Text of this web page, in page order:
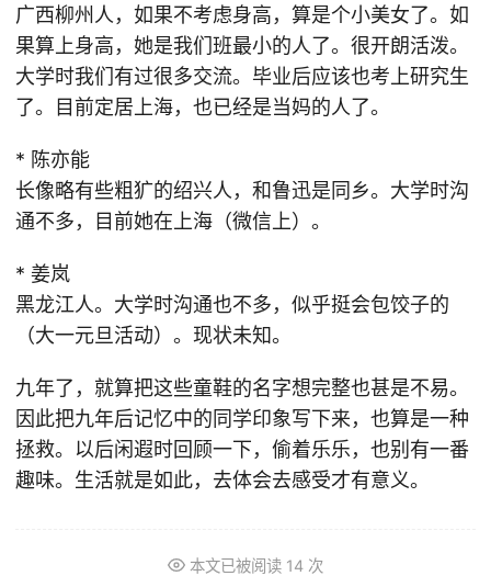
广西柳州人，如果不考虑身高，算是个小美女了。如
果算上身高，她是我们班最小的人了。很开朗活泼。
大学时我们有过很多交流。毕业后应该也考上研究生
了。目前定居上海，也已经是当妈的人了。
* 陈亦能
长像略有些粗犷的绍兴人，和鲁迅是同乡。大学时沟
通不多，目前她在上海（微信上）。
* 姜岚
黑龙江人。大学时沟通也不多，似乎挺会包饺子的
（大一元旦活动）。现状未知。
九年了，就算把这些童鞋的名字想完整也甚是不易。
因此把九年后记忆中的同学印象写下来，也算是一种
拯救。以后闲遐时回顾一下，偷着乐乐，也别有一番
趣味。生活就是如此，去体会去感受才有意义。
本文已被阅读 14 次